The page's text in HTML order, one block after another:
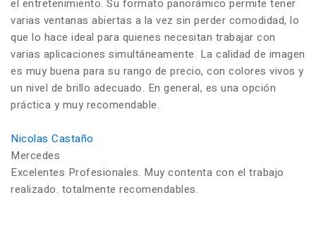
el entretenimiento. Su formato panorámico permite tener
varias ventanas abiertas a la vez sin perder comodidad, lo
que lo hace ideal para quienes necesitan trabajar con
varias aplicaciones simultáneamente. La calidad de imagen
es muy buena para su rango de precio, con colores vivos y
un nivel de brillo adecuado. En general, es una opción
práctica y muy recomendable.
Nicolas Castaño
Mercedes
Excelentes Profesionales. Muy contenta con el trabajo
realizado. totalmente recomendables.